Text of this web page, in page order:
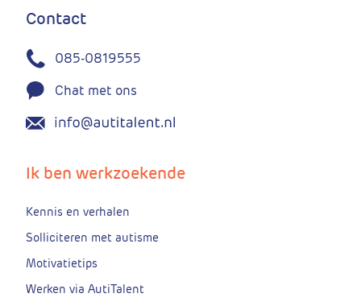
Contact
085-0819555
Chat met ons
Ik ben werkzoekende
Kennis en verhalen
Solliciteren met autisme
Motivatietips
Werken via AutiTalent